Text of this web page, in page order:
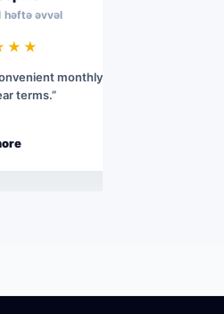
həftə əvvəl
monthly rental process
terms.”